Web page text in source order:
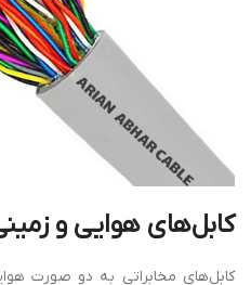
کابل‌های هوایی و
کابل‌های مخابراتی به دو صورت